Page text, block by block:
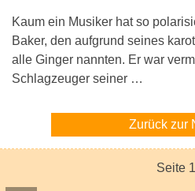
Kaum ein Musiker hat so
Baker, den aufgrund seines
alle Ginger nannten. Er war
Schlagzeuger seiner …
Zurück zur
Seite 1